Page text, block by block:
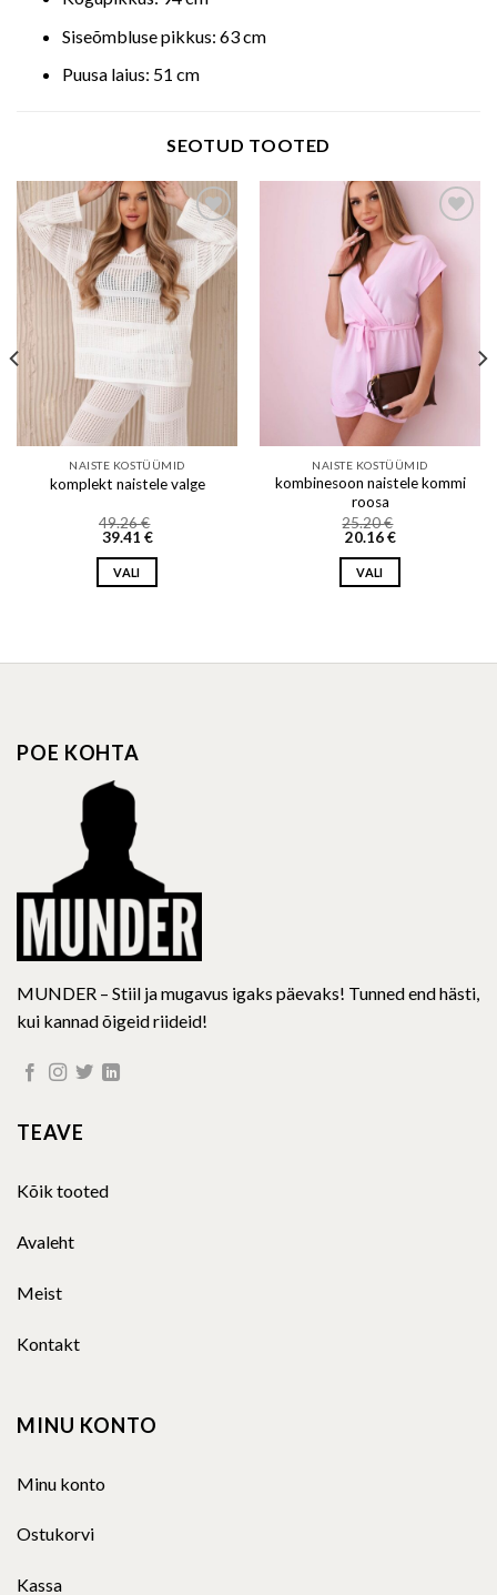
Siseõmbluse pikkus: 63 cm
Puusa laius: 51 cm
SEOTUD TOOTED
Add to wishlist
NAISTE KOSTÜÜMID
komplekt naistele valge
49.26€
39.41 €
VALI
multiple
may
chosen
on
the
product
page
Add to wishlist
NAISTE KOSTÜÜMID
kombinesoon naistele kommi
roosa
25.20€
20.16€
VALI
multiple
POE KOHTA
MUNDER – Stiil ja mugavus igaks päevaks! Tunned end hästi,
kui kannad õigeid riideid!
TEAVE
Kõik tooted
Avaleht
Meist
Kontakt
MINU KONTO
Minu konto
Ostukorvi
Kassa